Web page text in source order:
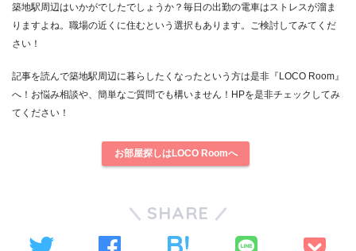
築地駅周辺はいかがでしたでしょうか？毎日の出勤の電車はストレスが溜ま
りますよね。職場の近くに住むという選択もあります。ご検討してみてくだ
さい！
記事を読んで築地駅周辺に暮らしたくなったという方は是非『LOCO Room』
へ！お悩み相談や、簡単なご質問でも構いません！HPを是非チェックしてみ
てください！
お部屋探しはLOCO Roomへ
SHARE